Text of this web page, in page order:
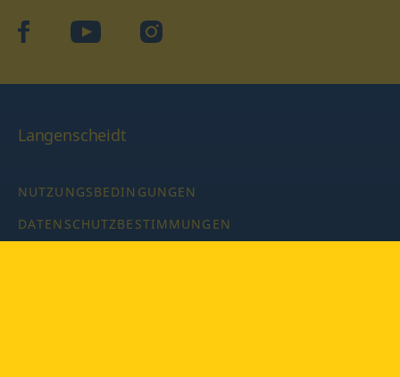
facebookYouTube Instagram
Langenscheidt
NUTZUNGSBEDINGUNGEN
DATENSCHUTZBESTIMMUNGEN